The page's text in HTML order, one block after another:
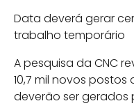
Data deverá gerar
trabalho temporário
A pesquisa da CNC
10,7 mil novos
deverão ser gerados